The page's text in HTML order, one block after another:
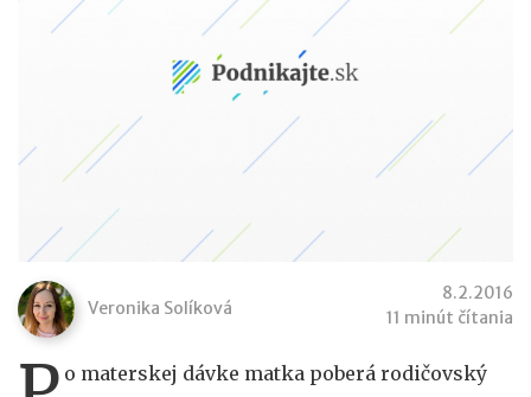
Veronika Solíková
8.2.2016
11 minút čítania
o materskej dávke matka poberá rodičovský